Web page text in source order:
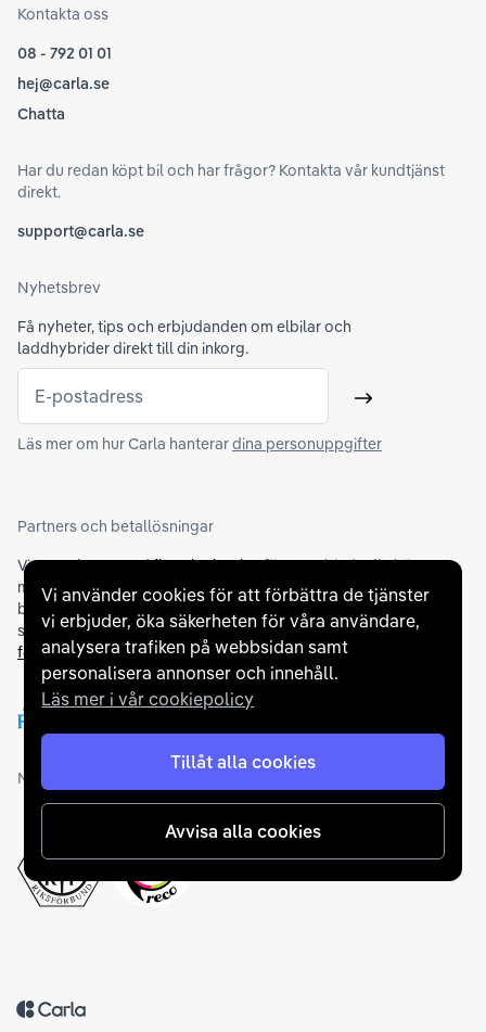
Vi använder cookies för att förbättra de tjänster
vi erbjuder, öka säkerheten för våra användare,
analysera trafiken på webbsidan samt
personalisera annonser och innehåll.
Läs mer i vår cookiepolicy
Tillåt alla cookies
Avvisa alla cookies
Kontakta oss
08 - 792 01 01
hej@carla.se
Chatta
Har du redan köpt bil och har frågor? Kontakta vår kundtjänst
direkt.
support@carla.se
Nyhetsbrev
Få nyheter, tips och erbjudanden om elbilar och
laddhybrider direkt till din inkorg.
E-postadress Skicka
Läs mer om hur Carla hanterardina personuppgifter
Partners och betallösningar
Vi samarbetar medflertalet bankerför att erbjuda dig bästa
möjliga finansieringslösning och stödjer en rad olika
betalningsmetoder. För att du ska känna dig trygg vid ditt köp
samarbetar vi med Folksam och AutoConcept gällande
försäkringar och garantier.
Medlemskap och utmärkelser
Tillbaka till startsidan